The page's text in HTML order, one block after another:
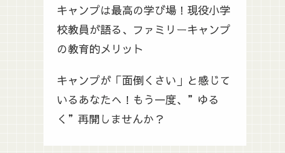
キャンプは最高の学び場！現役小学
校教員が語る、ファミリーキャンプ
の教育的メリット
キャンプが「面倒くさい」と感じて
いるあなたへ！もう一度、”ゆる
く”再開しませんか？